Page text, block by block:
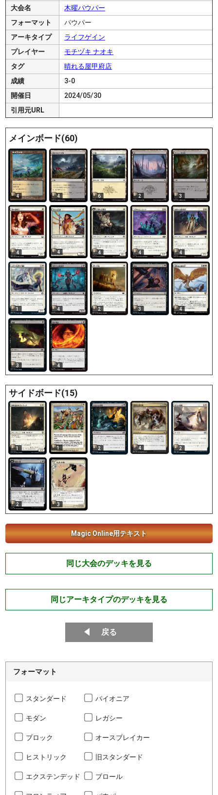
大会名
木曜パウパー
フォーマット
パウパー
アーキタイプ
ライフゲイン
プレイヤー
モチヅキ ナオキ
タグ
晴れる屋甲府店
成績
3-0
開催日
2024/05/30
引用元URL
メインボード(60)
4 4 6 2 3
4 4 4 4 4
1 4 2 3 4
3 4
サイドボード(15)
1 1 2 4 2
2 3
Magic Online用テキスト
同じ大会のデッキを見る
同じアーキタイプのデッキを見る
戻る
フォーマット
スタンダード パイオニア
モダン レガシー
ブロック オースブレイカー
ヒストリック 旧スタンダード
エクステンデッド ブロール